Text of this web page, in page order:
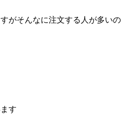
がそんなに注文する人が多いの
す